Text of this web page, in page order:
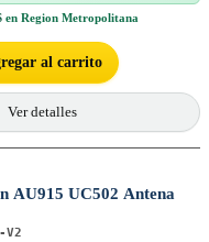
en Region Metropolitana
al carrito
Ver detalles
AU915 UC502 Antena
V2